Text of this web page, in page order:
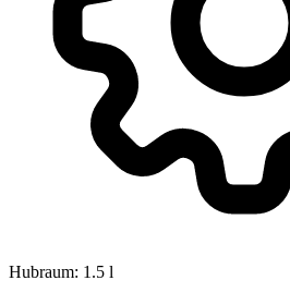
Hubraum: 1.5 l